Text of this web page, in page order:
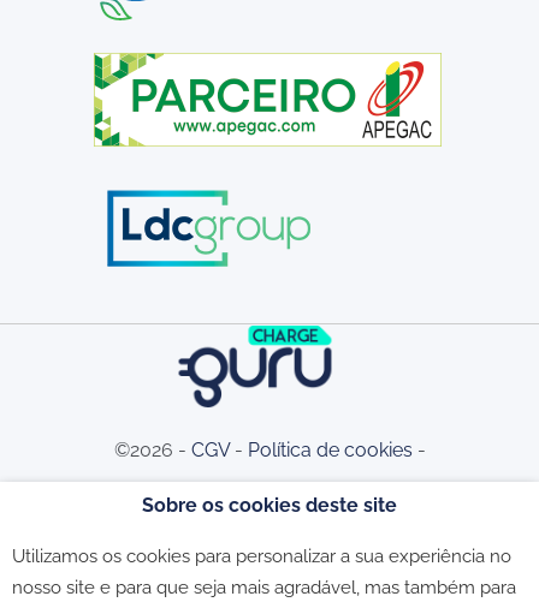
©2026 - CGV- Política de cookies -
Sobre os cookies deste site
Utilizamos os cookies para personalizar a sua experiência no
nosso site e para que seja mais agradável, mas também para